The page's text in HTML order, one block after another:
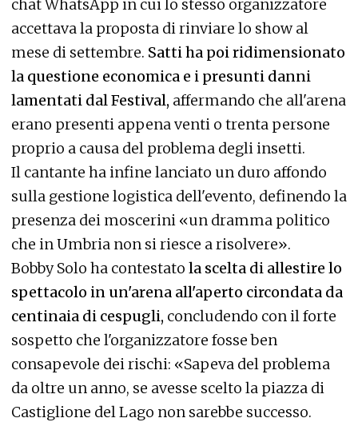
chat WhatsApp in cui lo stesso organizzatore
accettava la proposta di rinviare lo show al
mese di settembre. Satti ha poi ridimensionato
la questione economica e i presunti danni
lamentati dal Festival, affermando che all'arena
erano presenti appena venti o trenta persone
proprio a causa del problema degli insetti.
Il cantante ha infine lanciato un duro affondo
sulla gestione logistica dell'evento, definendo la
presenza dei moscerini «un dramma politico
che in Umbria non si riesce a risolvere».
Bobby Solo ha contestato la scelta di allestire lo
spettacolo in un'arena all'aperto circondata da
centinaia di cespugli, concludendo con il forte
sospetto che l'organizzatore fosse ben
consapevole dei rischi: «Sapeva del problema
da oltre un anno, se avesse scelto la piazza di
Castiglione del Lago non sarebbe successo.